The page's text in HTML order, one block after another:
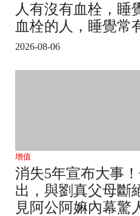
人有沒有血栓，睡
血栓的人，睡覺常
2026-08-06
增值
消失5年宣布大事
出，與劉真父母斷
見阿公阿嫲內幕驚